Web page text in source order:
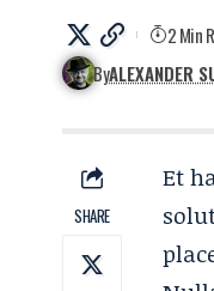
ByALEXANDER
2 Min
SHARE
Et